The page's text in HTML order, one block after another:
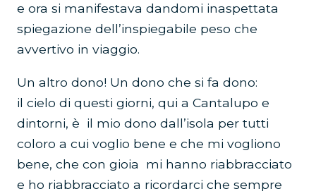
e ora si manifestava dandomi inaspettata
spiegazione dell’inspiegabile peso che
avvertivo in viaggio.
Un altro dono! Un dono che si fa dono:
il cielo di questi giorni, qui a Cantalupo e
dintorni, è il mio dono dall’isola per tutti
coloro a cui voglio bene e che mi vogliono
bene, che con gioia mi hanno riabbracciato
e ho riabbracciato a ricordarci che sempre